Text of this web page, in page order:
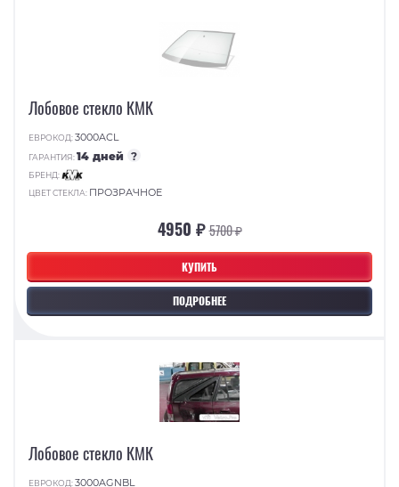
КУПИТЬ
ПОДРОБНЕЕ
Лобовое стекло КМК
ЕВРОКОД:3000ACL
ГАРАНТИЯ:14 дней ?
БРЕНД:
ЦВЕТ СТЕКЛА: ПРОЗРАЧНОЕ
4950 ₽5700 ₽
Лобовое стекло КМК
ЕВРОКОД:3000AGNBL